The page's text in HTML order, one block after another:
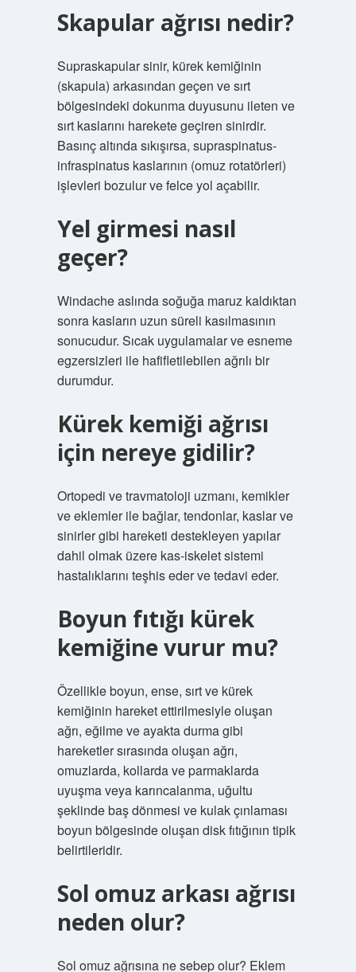
Skapular ağrısı nedir?
Supraskapular sinir, kürek kemiğinin
(skapula) arkasından geçen ve sırt
bölgesindeki dokunma duyusunu ileten ve
sırt kaslarını harekete geçiren sinirdir.
Basınç altında sıkışırsa, supraspinatus-
infraspinatus kaslarının (omuz rotatörleri)
işlevleri bozulur ve felce yol açabilir.
Yel girmesi nasıl
geçer?
Windache aslında soğuğa maruz kaldıktan
sonra kasların uzun süreli kasılmasının
sonucudur. Sıcak uygulamalar ve esneme
egzersizleri ile hafifletilebilen ağrılı bir
durumdur.
Kürek kemiği ağrısı
için nereye gidilir?
Ortopedi ve travmatoloji uzmanı, kemikler
ve eklemler ile bağlar, tendonlar, kaslar ve
sinirler gibi hareketi destekleyen yapılar
dahil olmak üzere kas-iskelet sistemi
hastalıklarını teşhis eder ve tedavi eder.
Boyun fıtığı kürek
kemiğine vurur mu?
Özellikle boyun, ense, sırt ve kürek
kemiğinin hareket ettirilmesiyle oluşan
ağrı, eğilme ve ayakta durma gibi
hareketler sırasında oluşan ağrı,
omuzlarda, kollarda ve parmaklarda
uyuşma veya karıncalanma, uğultu
şeklinde baş dönmesi ve kulak çınlaması
boyun bölgesinde oluşan disk fıtığının tipik
belirtileridir.
Sol omuz arkası ağrısı
neden olur?
Sol omuz ağrısına ne sebep olur? Eklem